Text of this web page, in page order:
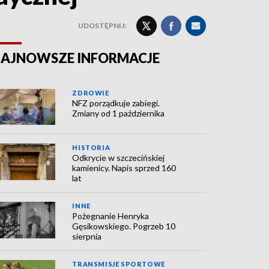
UDOSTĘPNIJ:
INFORMACJE
ZDROWIE
NFZ porządkuje zabiegi.
Zmiany od 1 października
HISTORIA
Odkrycie w szczecińskiej
kamienicy. Napis sprzed 160
lat
INNE
Pożegnanie Henryka
Gęsikowskiego. Pogrzeb 10
sierpnia
TRANSMISJE SPORTOWE